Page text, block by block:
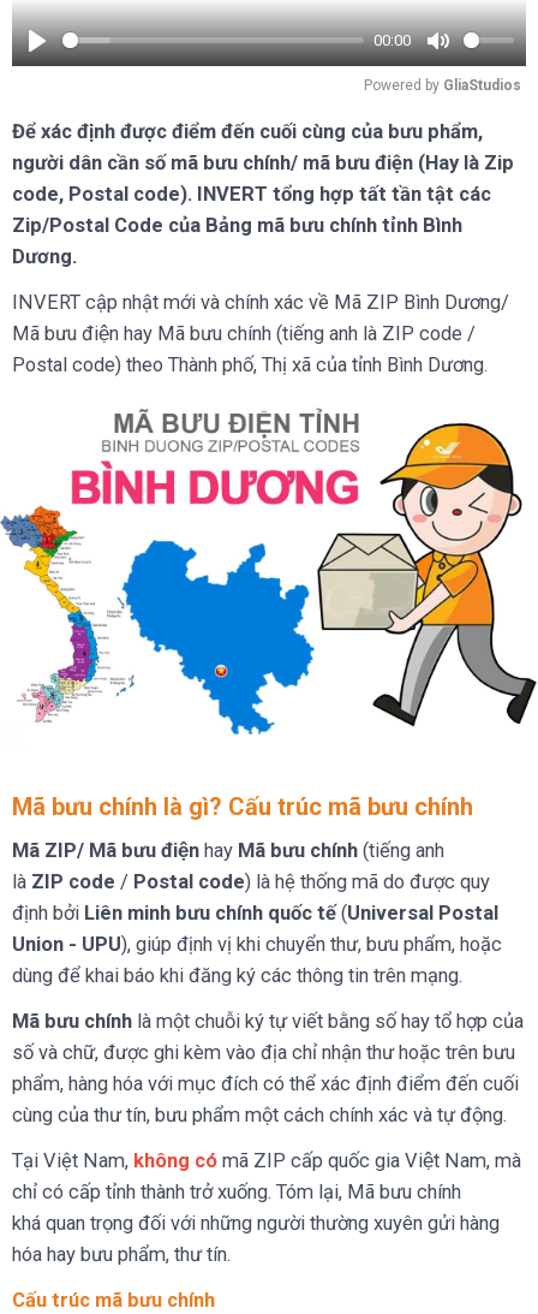
Play
00:00
Mute
Powered by GliaStudios
Để xác định được điểm đến cuối cùng của bưu phẩm,
người dân cần số mã bưu chính/ mã bưu điện (Hay là Zip
code, Postal code). INVERT tổng hợp tất tần tật các
Zip/Postal Code của Bảng mã bưu chính tỉnh Bình
Dương.
INVERT cập nhật mới và chính xác về Mã ZIP Bình Dương/
Mã bưu điện hay Mã bưu chính (tiếng anh là ZIP code /
Postal code) theo Thành phố, Thị xã của tỉnh Bình Dương.
Mã bưu chính là gì? Cấu trúc mã bưu chính
Mã ZIP/ Mã bưu điện hay Mã bưu chính (tiếng anh
là ZIP code / Postal code) là hệ thống mã do được quy
định bởi Liên minh bưu chính quốc tế(Universal Postal
Union - UPU), giúp định vị khi chuyển thư, bưu phẩm, hoặc
dùng để khai báo khi đăng ký các thông tin trên mạng.
Mã bưu chính là một chuỗi ký tự viết bằng số hay tổ hợp của
số và chữ, được ghi kèm vào địa chỉ nhận thư hoặc trên bưu
phẩm, hàng hóa với mục đích có thể xác định điểm đến cuối
cùng của thư tín, bưu phẩm một cách chính xác và tự động.
Tại Việt Nam, không có mã ZIP cấp quốc gia Việt Nam, mà
chỉ có cấp tỉnh thành trở xuống. Tóm lại, Mã bưu chính
khá quan trọng đối với những người thường xuyên gửi hàng
hóa hay bưu phẩm, thư tín.
Cấu trúc mã bưu chính